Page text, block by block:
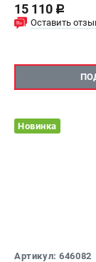
15 110 c
Оставить
Новинка
Артикул: 646082